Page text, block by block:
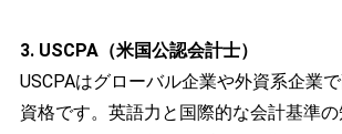
3. USCPA（米国公認会計士）
USCPAはグローバル企業や外資系企業
資格です。英語力と国際的な会計基準の